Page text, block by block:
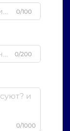
0/100
0/200
0/1000